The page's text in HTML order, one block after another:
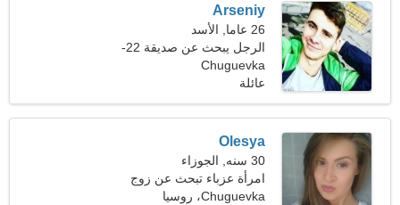
Arseniy
26 عاما, الأسد
الرجل يبحث عن صديقة 22-
29
Chuguevka
عائلة
Olesya
30 سنه, الجوزاء
امرأة عزباء تبحث عن زوج
Chuguevka، روسيا